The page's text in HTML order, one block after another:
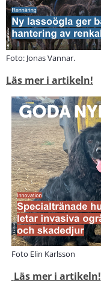
Foto: Jonas Vannar.
Läs mer i artikeln!
Foto Elin Karlsson
Läs mer i artikeln!